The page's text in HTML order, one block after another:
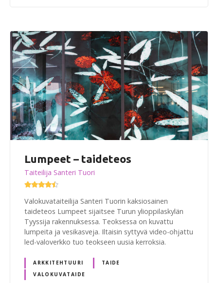
Lumpeet – taideteos
Taiteilija Santeri Tuori
Valokuvataiteilija Santeri Tuorin kaksiosainen
taideteos Lumpeet sijaitsee Turun ylioppilaskylän
Tyyssija rakennuksessa. Teoksessa on kuvattu
lumpeita ja vesikasveja. Iltaisin syttyvä video-ohjattu
led-valoverkko tuo teokseen uusia kerroksia.
ARKKITEHTUURI
TAIDE
VALOKUVATAIDE